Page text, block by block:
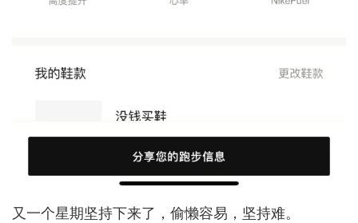
又一个星期坚持下来了，偷懒容易，坚持难。